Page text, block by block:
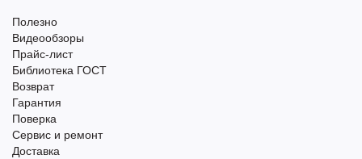
Полезно
Видеообзоры
Прайс-лист
Библиотека ГОСТ
Возврат
Гарантия
Поверка
Сервис и ремонт
Доставка